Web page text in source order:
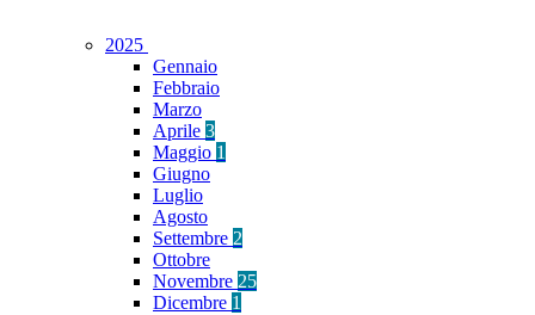
2025
Gennaio
Febbraio
Marzo
Aprile 3
Maggio 1
Giugno
Luglio
Agosto
Settembre 2
Ottobre
Novembre 25
Dicembre 1